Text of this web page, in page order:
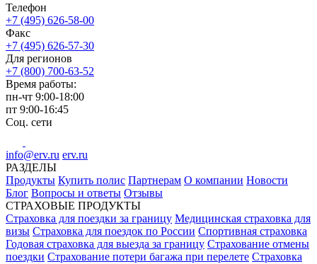
Телефон
+7 (495) 626-58-00
Факс
+7 (495) 626-57-30
Для регионов
+7 (800) 700-63-52
Время работы:
пн-чт 9:00-18:00
пт 9:00-16:45
Соц. сети
info@erv.ru erv.ru
РАЗДЕЛЫ
Продукты Купить полис Партнерам О компании Новости
Блог Вопросы и ответы Отзывы
СТРАХОВЫЕ ПРОДУКТЫ
Страховка для поездки за границу Медицинская страховка для
визы Страховка для поездок по России Спортивная страховка
Годовая страховка для выезда за границу Страхование отмены
поездки Страхование потери багажа при перелете Страховка